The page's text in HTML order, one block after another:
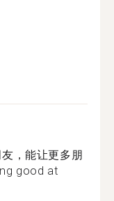
，能让更多朋
good at